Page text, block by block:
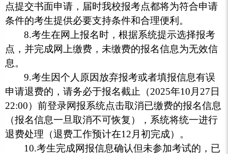
点提交书面申请，届时我校报考点都将为符合申请
条件的考生提供必要支持条件和合理便利。
8.考生在网上报名时，根据系统提示选择报考
点，并完成网上缴费，未缴费的报名信息为无效信
息。
9.考生因个人原因放弃报考或者填报信息有误
申请退费的，请务必于报名截止（2025年10月27日
22:00）前登录网报系统点击取消已缴费的报名信息
（报名信息一旦取消不可恢复），系统将统一进行
退费处理（退费工作预计在12月初完成）。
10.考生完成网报信息确认但未参加考试的，已